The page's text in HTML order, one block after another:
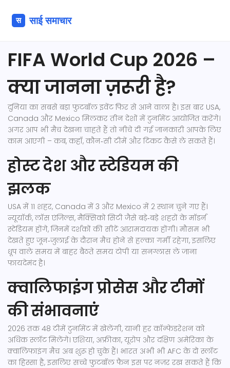
FIFA World Cup 2026 –
क्या जानना ज़रूरी है?
दुनिया का सबसे बड़ा फुटबॉल इवेंट फिर से आने वाला है। इस बार USA,
Canada और Mexico मिलकर तीन देशों में टुर्नामेंट आयोजित करेंगे।
अगर आप भी मैच देखना चाहते हैं तो नीचे दी गई जानकारी आपके लिए
काम आएगी – कब, कहाँ, कौन‑सी टीमें और टिकट कैसे ले सकते हैं।
होस्ट देश और स्टेडियम की
झलक
USA में 11 शहर, Canada में 3 और Mexico में 2 स्थान चुने गए हैं।
न्यूयॉर्क, लॉस एंजिल्स, मैक्सिको सिटी जैसे बड़े‑बड़े शहरों के मॉडर्न
स्टेडियम होंगे, जिनमें दर्शकों की सीटें आरामदायक होंगी। मौसम भी
देखते हुए जून‑जुलाई के दौरान मैच होने से हल्का गर्मी रहेगा, इसलिए
धूप वाले समय में बाहर बैठते समय टोपी या सनग्लास ले जाना
फायदेमंद है।
क्वालिफाइंग प्रोसेस और टीमों
की संभावनाएं
2026 तक 48 टीमें टुर्नामेंट में खेलेंगी, यानी हर कॉन्फेडरेशन को
अधिक स्लॉट मिलेंगे। एशिया, अफ्रीका, यूरोप और दक्षिण अमेरिका के
क्वालिफाइंग मैच अब शुरू हो चुके हैं। भारत अभी भी AFC के दो स्लॉट
का हिस्सा है, इसलिए सच्चे फुटबॉल फैन इस पर नज़र रख सकते हैं कि